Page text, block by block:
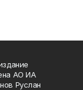
АО ИА
Руслан